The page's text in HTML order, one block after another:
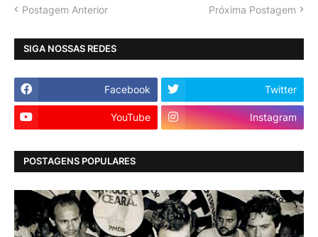
Postagem Anterior Próxima Postagem
SIGA NOSSAS REDES
Facebook Twitter
YouTube Instagram
POSTAGENS POPULARES